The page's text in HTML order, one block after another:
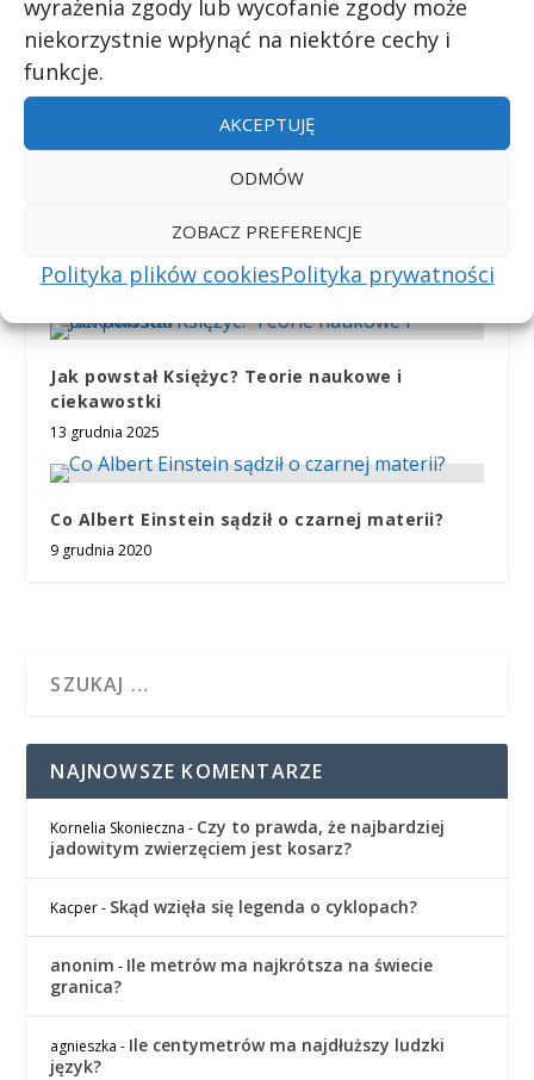
wyrażenia zgody lub wycofanie zgody może
niekorzystnie wpłynąć na niektóre cechy i
funkcje.
AKCEPTUJĘ
ODMÓW
ZOBACZ PREFERENCJE
Polityka plików cookiesPolityka prywatności
POWIĄZANE POSTY
Ile zer jest w pierwszych 31 cyfrach liczby PI?
5 listopada 2020
Ile procent informacji jest w stanie
10 listopada 2020
Jak powstał Księżyc? Teorie naukowe i
ciekawostki
13 grudnia 2025
Co Albert Einstein sądził o czarnej materii?
9 grudnia 2020
NAJNOWSZE KOMENTARZE
Kornelia Skonieczna - Czy to prawda, że najbardziej
jadowitym zwierzęciem jest kosarz?
Kacper- Skąd wzięła się legenda o cyklopach?
anonim - Ile metrów ma najkrótsza na świecie
granica?
agnieszka - Ile centymetrów ma najdłuższy ludzki
język?